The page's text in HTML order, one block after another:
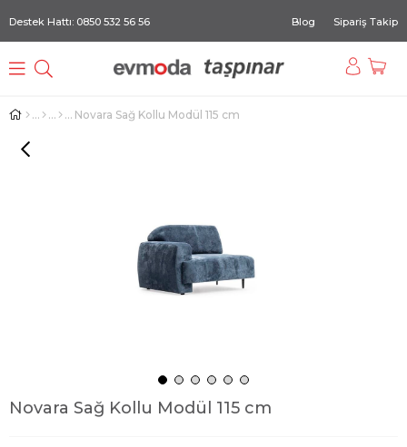
Destek Hattı: 0850 532 56 56 Blog Sipariş Takip
Novara Sağ Kollu Modül 115 cm
Novara Sağ Kollu Modül 115 cm